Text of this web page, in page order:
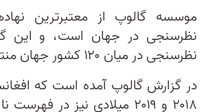
موسسه گالوپ از معتبر‌ترین
نظرسنجی در جهان است، و این
نظرسنجی در میان ۱۲۰ کشور جهان منتشر کرده است.
در گزارش گالوپ آمده است که
۲۰۱۸ و ۲۰۱۹ میلادی نیز در